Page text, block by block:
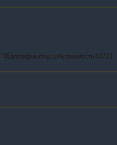
/ Идентификатор собственность 63721